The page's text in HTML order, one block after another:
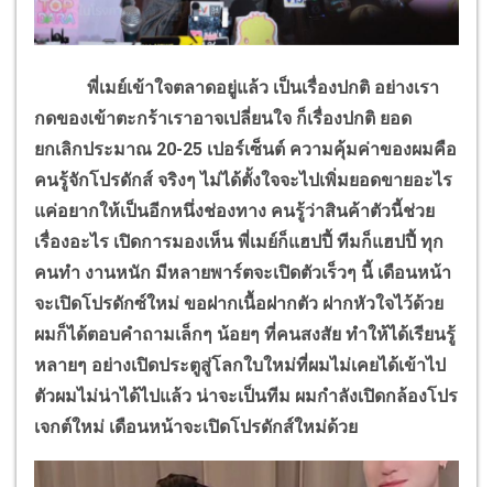
พี่เมย์เข้าใจตลาดอยู่แล้ว เป็นเรื่องปกติ อย่างเรา
กดของเข้าตะกร้าเราอาจเปลี่ยนใจ ก็เรื่องปกติ ยอด
ยกเลิกประมาณ 20-25 เปอร์เซ็นต์ ความคุ้มค่าของผมคือ
คนรู้จักโปรดักส์ จริงๆ ไม่ได้ตั้งใจจะไปเพิ่มยอดขายอะไร
แค่อยากให้เป็นอีกหนึ่งช่องทาง คนรู้ว่าสินค้าตัวนี้ช่วย
เรื่องอะไร เปิดการมองเห็น พี่เมย์ก็แฮปปี้ ทีมก็แฮปปี้ ทุก
คนทำ งานหนัก มีหลายพาร์ตจะเปิดตัวเร็วๆ นี้ เดือนหน้า
จะเปิดโปรดักซ์ใหม่ ขอฝากเนื้อฝากตัว ฝากหัวใจไว้ด้วย
ผมก็ได้ตอบคำถามเล็กๆ น้อยๆ ที่คนสงสัย ทำให้ได้เรียนรู้
หลายๆ อย่างเปิดประตูสู่โลกใบใหม่ที่ผมไม่เคยได้เข้าไป
ตัวผมไม่น่าได้ไปแล้ว น่าจะเป็นทีม ผมกำลังเปิดกล้องโปร
เจกต์ใหม่ เดือนหน้าจะเปิดโปรดักส์ใหม่ด้วย